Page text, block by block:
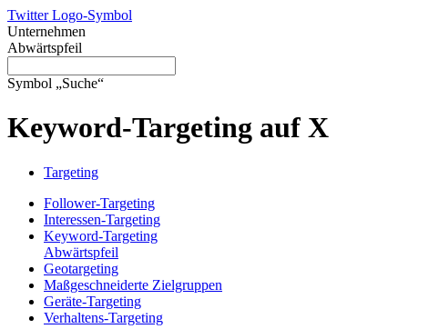
Twitter Logo-Symbol
Unternehmen
Abwärtspfeil
Symbol „Suche“
Keyword-Targeting auf X
Targeting
Follower-Targeting
Interessen-Targeting
Keyword-Targeting
Abwärtspfeil
Geotargeting
Maßgeschneiderte Zielgruppen
Geräte-Targeting
Verhaltens-Targeting